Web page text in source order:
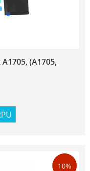
(A1705,
10%